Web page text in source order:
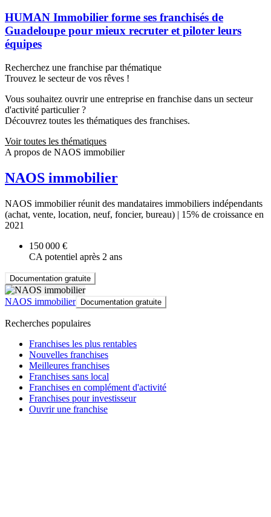
HUMAN Immobilier forme ses franchisés de
Guadeloupe pour mieux recruter et piloter leurs
équipes
Recherchez une franchise par thématique
Trouvez le secteur de vos rêves !
Vous souhaitez ouvrir une entreprise en franchise dans un secteur
d'activité particulier ?
Découvrez toutes les thématiques des franchises.
Voir toutes les thématiques
A propos de NAOS immobilier
NAOS immobilier
NAOS immobilier réunit des mandataires immobiliers indépendants
(achat, vente, location, neuf, foncier, bureau) | 15% de croissance en
2021
150 000 €
CA potentiel après 2 ans
Documentation gratuite
NAOS immobilier Documentation gratuite
Recherches populaires
Franchises les plus rentables
Nouvelles franchises
Meilleures franchises
Franchises sans local
Franchises en complément d'activité
Franchises pour investisseur
Ouvrir une franchise